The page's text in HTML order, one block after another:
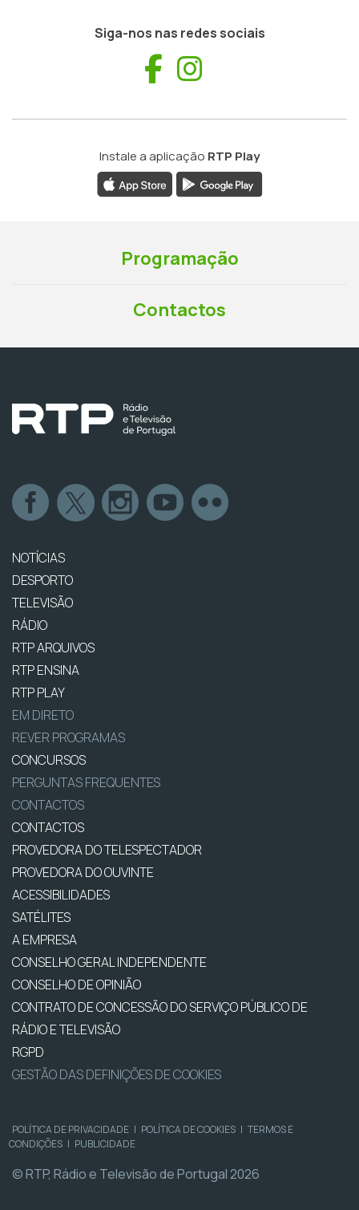
Siga-nos nas redes sociais
Facebook
Instale a aplicação RTP Play
Programação
Contactos
NOTÍCIAS
DESPORTO
TELEVISÃO
RÁDIO
RTP ARQUIVOS
RTP ENSINA
RTP PLAY
EM DIRETO
REVER PROGRAMAS
CONCURSOS
PERGUNTAS FREQUENTES
CONTACTOS
CONTACTOS
PROVEDORA DO TELESPECTADOR
PROVEDORA DO OUVINTE
ACESSIBILIDADES
SATÉLITES
A EMPRESA
CONSELHO GERAL INDEPENDENTE
CONSELHO DE OPINIÃO
CONTRATO DE CONCESSÃO DO SERVIÇO PÚBLICO DE
RÁDIO E TELEVISÃO
RGPD
GESTÃO DAS DEFINIÇÕES DE COOKIES
POLÍTICA DE PRIVACIDADE | POLÍTICA DE COOKIES | TERMOS E
CONDIÇÕES | PUBLICIDADE
© RTP, Rádio e Televisão de Portugal 2026